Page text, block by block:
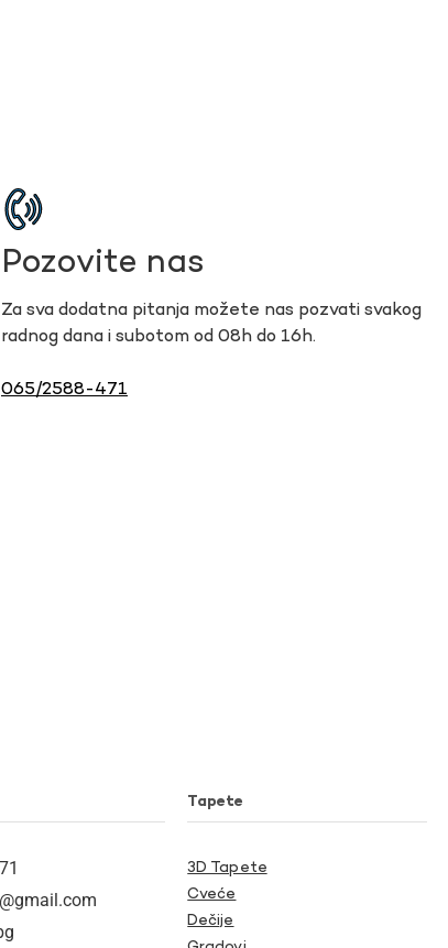
Pozovite nas
Za sva dodatna pitanja možete nas pozvati svakog
radnog dana i subotom od 08h do 16h.
065/2588-471
Tapete
3D Tapete
Cveće
Dečije